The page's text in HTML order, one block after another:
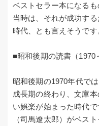
ベストセラー本になるも
当時は、それが成功す
時代、とも言えそうです
■昭和後期の読書（1970
昭和後期の1970年代で
成長期の終わり、文庫
い娯楽が始まった時代
（司馬遼太郎）がベス